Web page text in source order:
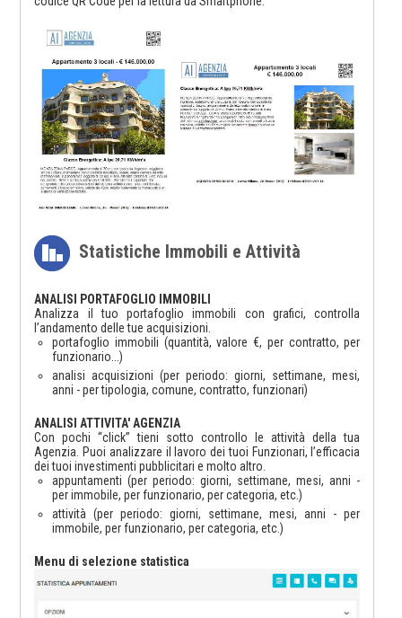
Statistiche Immobili e Attività
ANALISI PORTAFOGLIO IMMOBILI
Analizza il tuo portafoglio immobili con grafici, controlla
l’andamento delle tue acquisizioni.
portafoglio immobili (quantità, valore €, per contratto, per
funzionario...)
analisi acquisizioni (per periodo: giorni, settimane, mesi,
anni - per tipologia, comune, contratto, funzionari)
ANALISI ATTIVITA' AGENZIA
Con pochi “click” tieni sotto controllo le attività della tua
Agenzia. Puoi analizzare il lavoro dei tuoi Funzionari, l’efficacia
dei tuoi investimenti pubblicitari e molto altro.
appuntamenti (per periodo: giorni, settimane, mesi, anni -
per immobile, per funzionario, per categoria, etc.)
attività (per periodo: giorni, settimane, mesi, anni - per
immobile, per funzionario, per categoria, etc.)
Menu di selezione statistica